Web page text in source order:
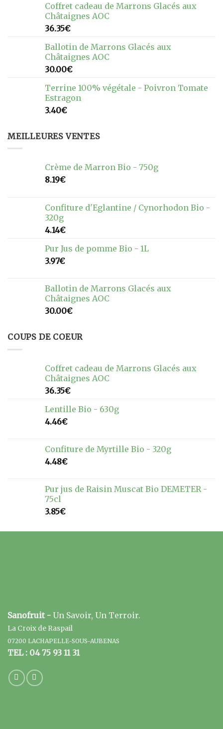
Coffret cadeau de Marrons Glacés aux
Châtaignes AOC
36.35€
Ballotin de Marrons Glacés aux
Châtaignes AOC
30.00€
Terrine 100% végétale - Poivron Tomate
Estragon
3.40€
MEILLEURES VENTES
Crème de Marron Bio - 750g
8.19€
Confiture d'Eglantine / Cynorhodon Bio -
320g
4.14€
Pur Jus de pomme Bio - 1L
3.97€
Ballotin de Marrons Glacés aux
Châtaignes AOC
30.00€
COUPS DE COEUR
Coffret cadeau de Marrons Glacés aux
Châtaignes AOC
36.35€
Lentille Bio - 630g
4.46€
Confiture de Myrtille Bio - 320g
4.48€
Pur jus de Raisin Muscat Bio DEMETER -
75cl
3.85€
Sanofruit - Un Savoir, Un Terroir.
La Croix de Raspail
07200 LACHAPELLE-SOUS-AUBENAS
TEL : 04 75 93 11 31